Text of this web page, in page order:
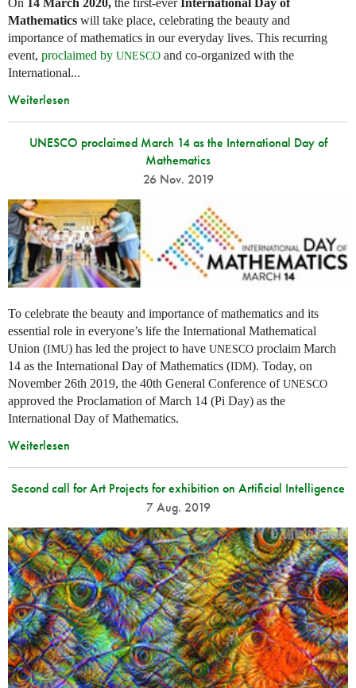
Mathematics will take place, celebrating the beauty and
importance of mathematics in our everyday lives. This recurring
event, proclaimed by UNESCO and co-organized with the
International...
Weiterlesen
UNESCO proclaimed March 14 as the International Day of
Mathematics
26 Nov. 2019
To celebrate the beauty and importance of mathematics and its
essential role in everyone’s life the International Mathematical
Union (IMU) has led the project to have UNESCO proclaim March
14 as the International Day of Mathematics (IDM). Today, on
November 26th 2019, the 40th General Conference ofUNESCO
approved the Proclamation of March 14 (Pi Day) as the
International Day of Mathematics.
Weiterlesen
Second call for Art Projects for exhibition on Artificial Intelligence
7 Aug. 2019